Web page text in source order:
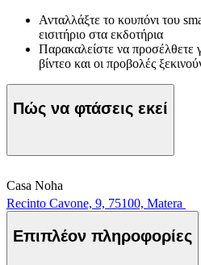
Ανταλλάξτε το κουπόνι του
εισιτήριο στα εκδοτήρια
Παρακαλείστε να προσέλθετε
βίντεο και οι προβολές
Πώς να φτάσεις εκεί
Casa Noha
Recinto Cavone, 9, 75100, Matera
Επιπλέον πληροφορίες